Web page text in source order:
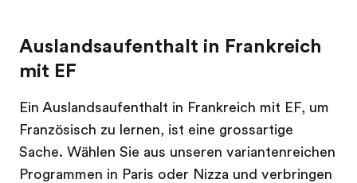
Auslandsaufenthalt in Frankreich
mit EF
Ein Auslandsaufenthalt in Frankreich mit EF, um
Französisch zu lernen, ist eine grossartige
Sache. Wählen Sie aus unseren variantenreichen
Programmen in Paris oder Nizza und verbringen